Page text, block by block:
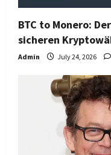
BTC to Monero:
sicheren
Admin July 24, 2026